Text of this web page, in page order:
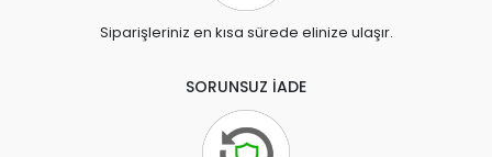
Siparişleriniz en kısa sürede elinize ulaşır.
SORUNSUZ İADE